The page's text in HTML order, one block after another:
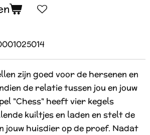
zijn goed voor de hersenen en
de relatie tussen jou en jouw
"Chess" heeft vier kegels
kuiltjes en laden en stelt de
jouw huisdier op de proef. Nadat